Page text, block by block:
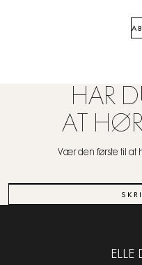
HAR
AT
Vær den første til at